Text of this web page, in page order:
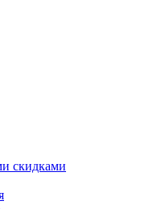
скидками